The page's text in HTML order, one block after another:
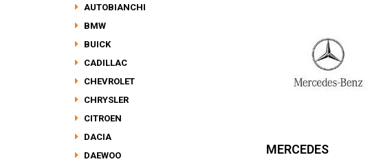
AUTOBIANCHI
BMW
BUICK
CADILLAC
CHEVROLET
CHRYSLER
CITROEN
DACIA
DAEWOO
MERCEDES